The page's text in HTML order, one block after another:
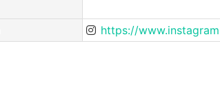
https://